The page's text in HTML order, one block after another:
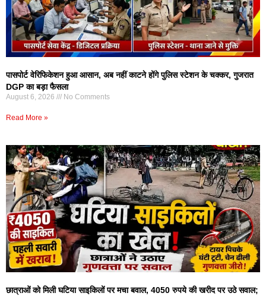
पासपोर्ट वेरिफिकेशन हुआ आसान, अब नहीं काटने होंगे पुलिस स्टेशन के चक्कर, गुजरात
DGP का बड़ा फैसला
August 6, 2026 No Comments
Read More »
छात्राओं को मिली घटिया साइकिलों पर मचा बवाल, 4050 रुपये की खरीद पर उठे सवाल;